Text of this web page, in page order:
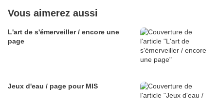
Vous aimerez aussi
L'art de s'émerveiller / encore une
page
Jeux d'eau / page pour MIS